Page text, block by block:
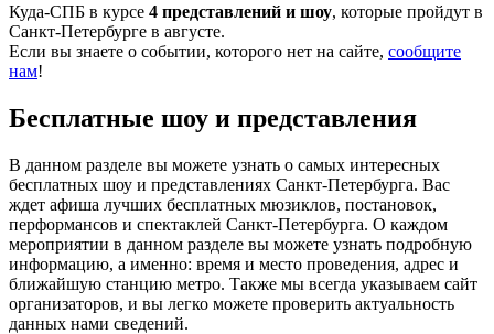
Куда-СПБ в курсе 4 представлений и шоу, которые пройдут в
Санкт-Петербурге в августе.
Если вы знаете о событии, которого нет на сайте, сообщите
нам!
Бесплатные шоу и представления
В данном разделе вы можете узнать о самых интересных
бесплатных шоу и представлениях Санкт-Петербурга. Вас
ждет афиша лучших бесплатных мюзиклов, постановок,
перформансов и спектаклей Санкт-Петербурга. О каждом
мероприятии в данном разделе вы можете узнать подробную
информацию, а именно: время и место проведения, адрес и
ближайшую станцию метро. Также мы всегда указываем сайт
организаторов, и вы легко можете проверить актуальность
данных нами сведений.